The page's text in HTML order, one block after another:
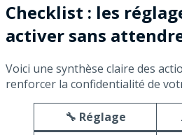
Checklist : les
activer sans
Voici une synthèse claire des
renforcer la confidentialité de
🔧 Réglage